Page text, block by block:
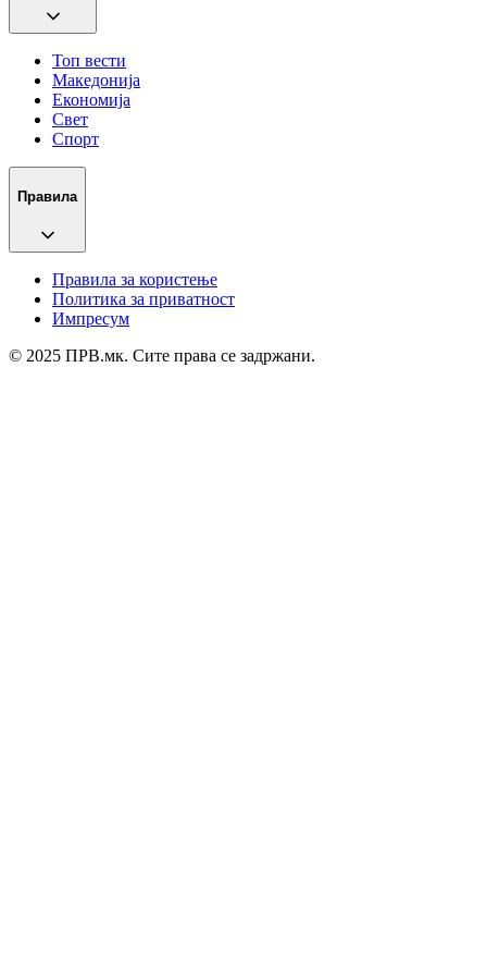
Топ вести
Македонија
Економија
Свет
Спорт
Правила
Правила за користење
Политика за приватност
Импресум
© 2025 ПРВ.мк. Сите права се задржани.